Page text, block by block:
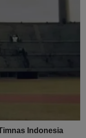
Indonesia